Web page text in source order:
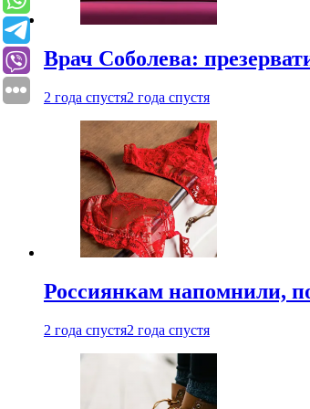
Врач Соболева:
2 года спустя2 года спустя
Россиянкам напомнили,
2 года спустя2 года спустя